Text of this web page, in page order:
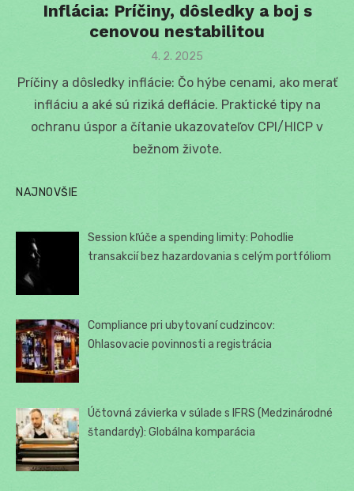
Inflácia: Príčiny, dôsledky a boj s
cenovou nestabilitou
Posted
4. 2. 2025
Príčiny a dôsledky inflácie: Čo hýbe cenami, ako merať
infláciu a aké sú riziká deflácie. Praktické tipy na
ochranu úspor a čítanie ukazovateľov CPI/HICP v
bežnom živote.
NAJNOVŠIE
Session kľúče a spending limity: Pohodlie
transakcií bez hazardovania s celým portfóliom
Compliance pri ubytovaní cudzincov:
Ohlasovacie povinnosti a registrácia
Účtovná závierka v súlade s IFRS (Medzinárodné
štandardy): Globálna komparácia